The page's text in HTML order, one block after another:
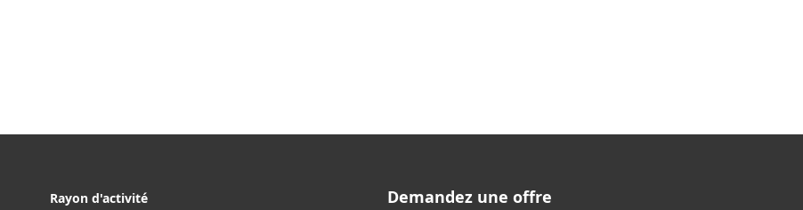
Rayon d'activité
Demandez une offre